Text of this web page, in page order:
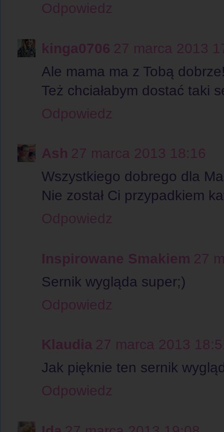
Odpowiedz
kinga0706 27 marca 2013
Ale mama ma z Tobą
Też chciałabym dostać taki
Odpowiedz
Ash 27 marca 2013 18:16
Wszystkiego dobrego dla
Nie został Ci przypadkiem
Odpowiedz
Inspirowane Smakiem 27
Sernik wygląda super;)
Odpowiedz
Klaudia 27 marca 2013
Jak pięknie ten sernik
Odpowiedz